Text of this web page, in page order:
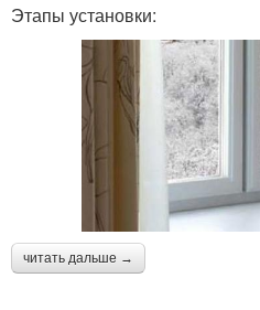
Этапы установки:
читать дальше →